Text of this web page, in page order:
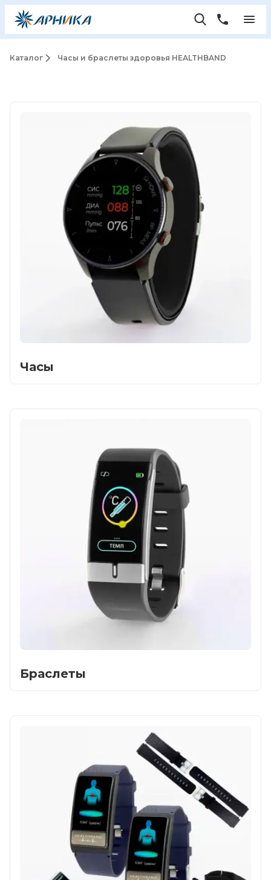
Главная
Каталог
Сотрудничество
Как купить
Контакты
Каталог Часы и браслеты здоровья HEALTHBAND
Часы
Браслеты